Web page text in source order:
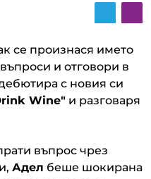
се произнася името
и отговори в
с новия си
Wine" и разговаря
въпрос чрез
Адел беше шокирана